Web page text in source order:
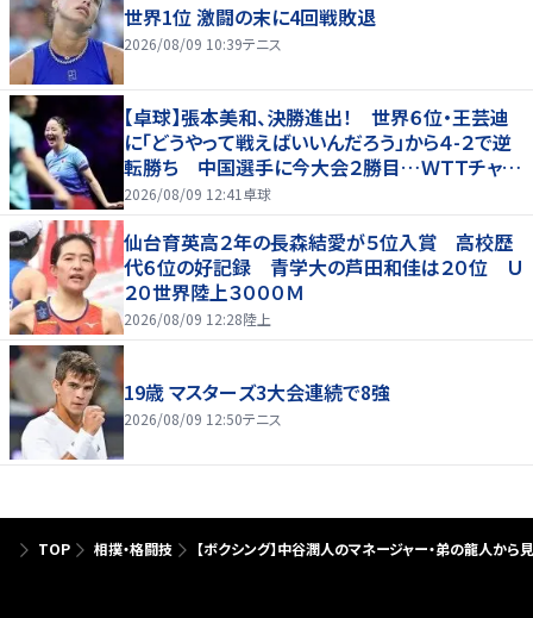
世界1位 激闘の末に4回戦敗退
2026/08/09 10:39テニス
【卓球】張本美和、決勝進出！ 世界６位・王芸迪
に「どうやって戦えばいいんだろう」から４-２で逆
転勝ち 中国選手に今大会２勝目…ＷＴＴチャン
ピオンズ横浜
2026/08/09 12:41 卓球
仙台育英高２年の長森結愛が５位入賞 高校歴
代６位の好記録 青学大の芦田和佳は２０位 Ｕ
２０世界陸上３０００Ｍ
2026/08/09 12:28陸上
19歳 マスターズ3大会連続で8強
2026/08/09 12:50テニス
TOP 相撲・格闘技 【ボクシング】中谷潤人のマネージャー・弟の龍人か